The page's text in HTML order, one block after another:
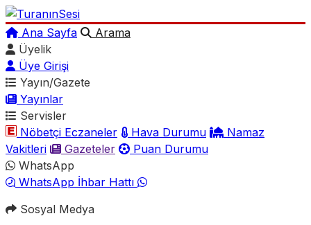
Ana Sayfa
Arama
Üyelik
Üye Girişi
Yayın/Gazete
Yayınlar
Servisler
Nöbetçi Eczaneler
Hava Durumu
Namaz
Vakitleri
Gazeteler
Puan Durumu
WhatsApp
WhatsApp İhbar Hattı
Sosyal Medya